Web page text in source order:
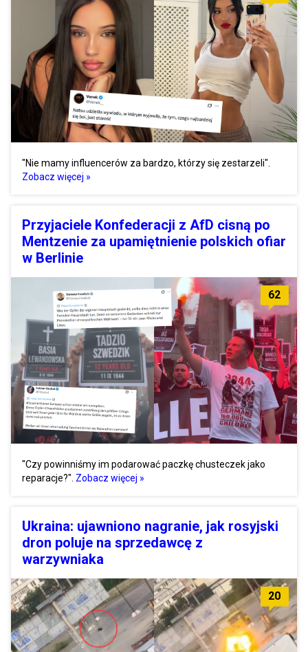
"Nie mamy influencerów za bardzo, którzy się zestarzeli".
Zobacz więcej »
Przyjaciele Konfederacji z AfD cisną po
Mentzenie za upamiętnienie polskich ofiar
w Berlinie
62
"Czy powinniśmy im podarować paczkę chusteczek jako
reparacje?". Zobacz więcej »
Ukraina: ujawniono nagranie, jak rosyjski
dron poluje na sprzedawcę z
warzywniaka
20